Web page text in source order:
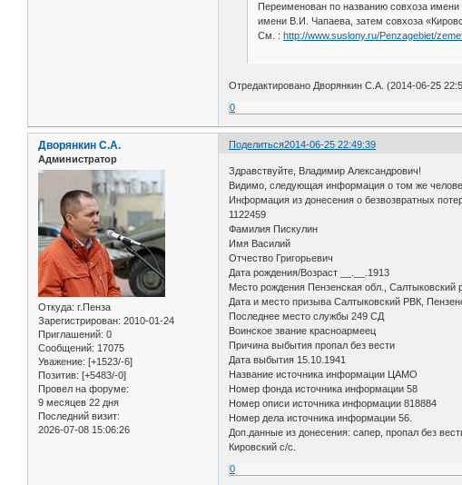
Переименован по названию совхоза имени
имени В.И. Чапаева, затем совхоза
См. : http://www.suslony.ru/Penzagebiet/
Отредактировано Дворянкин С.А. (2014-06-25
0
Поделиться2014-06-25 22:49:39
Дворянкин С.А.
Администратор
Откуда: г.Пенза
Зарегистрирован: 2010-01-24
Приглашений: 0
Сообщений: 17075
Уважение: [+1523/-6]
Позитив: [+5483/-0]
Провел на форуме:
9 месяцев 22 дня
Последний визит:
2026-07-08 15:06:26
Здравствуйте, Владимир Александрович!
Видимо, следующая информация о том же
Информация из донесения о безвозвратных
1122459
Фамилия Пискулин
Имя Василий
Отчество Григорьевич
Дата рождения/Возраст __.__.1913
Место рождения Пензенская обл., Салтыковский
Дата и место призыва Салтыковский РВК,
Последнее место службы 249 СД
Воинское звание красноармеец
Причина выбытия пропал без вести
Дата выбытия 15.10.1941
Название источника информации ЦАМО
Номер фонда источника информации 58
Номер описи источника информации 818884
Номер дела источника информации 56.
Доп.данные из донесения: сапер, пропал без
Кировский с/с.
0